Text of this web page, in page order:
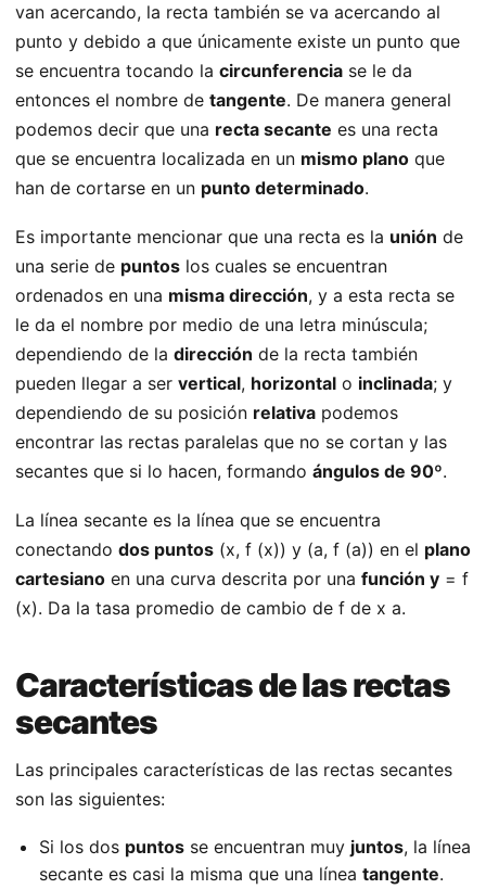
van acercando, la recta también se va acercando al
punto y debido a que únicamente existe un punto que
se encuentra tocando la circunferencia se le da
entonces el nombre de tangente. De manera general
podemos decir que una recta secante es una recta
que se encuentra localizada en un mismo plano que
han de cortarse en un punto determinado.
Es importante mencionar que una recta es la unión de
una serie de puntos los cuales se encuentran
ordenados en una misma dirección, y a esta recta se
le da el nombre por medio de una letra minúscula;
dependiendo de la dirección de la recta también
pueden llegar a ser vertical, horizontal o inclinada; y
dependiendo de su posición relativa podemos
encontrar las rectas paralelas que no se cortan y las
secantes que si lo hacen, formando ángulos de 90º.
La línea secante es la línea que se encuentra
conectando dos puntos (x, f (x)) y (a, f (a)) en el plano
cartesiano en una curva descrita por una función y = f
(x). Da la tasa promedio de cambio de f de x a.
Características de las rectas
secantes
Las principales características de las rectas secantes
son las siguientes:
Si los dos puntos se encuentran muy juntos, la línea
secante es casi la misma que una línea tangente.